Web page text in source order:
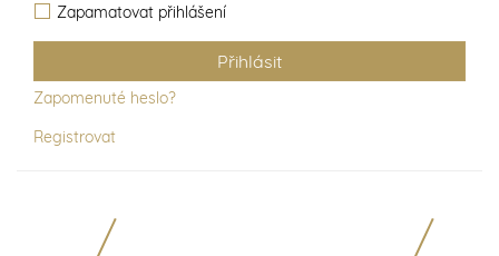
Zapamatovat přihlášení
Zapomenuté heslo?
Registrovat